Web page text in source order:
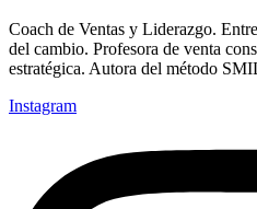
Coach de Ventas y Liderazgo.
del cambio. Profesora de venta
estratégica. Autora del método
Instagram